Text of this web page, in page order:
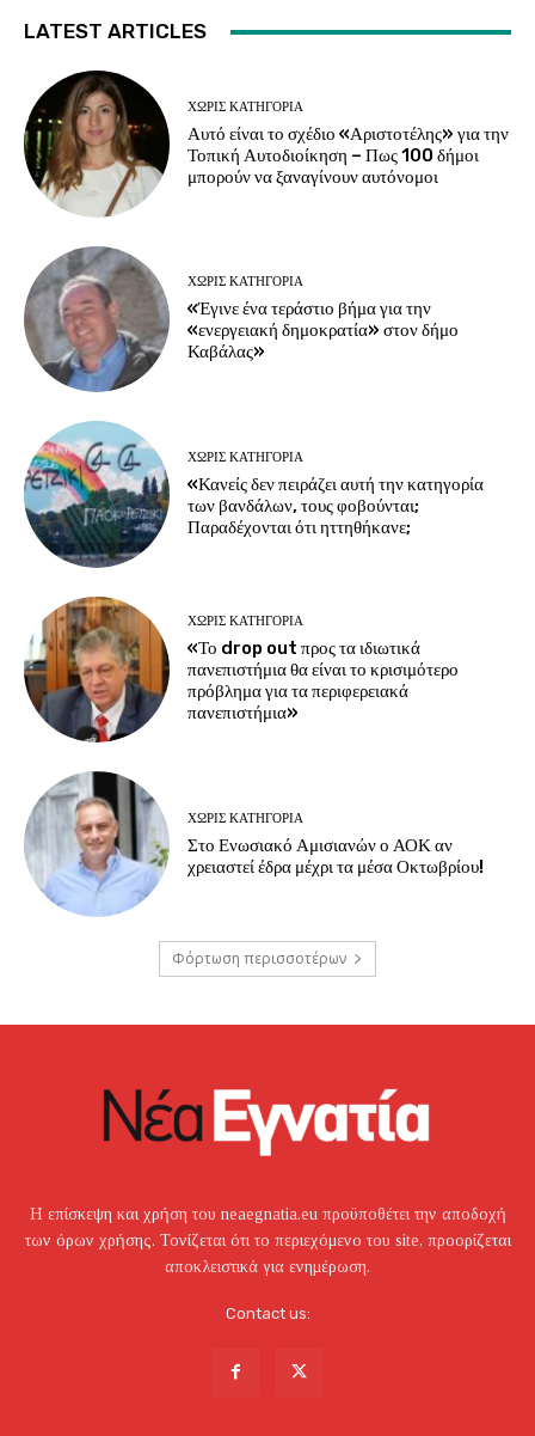
LATEST ARTICLES
ΧΩΡΊΣ ΚΑΤΗΓΟΡΊΑ
Αυτό είναι το σχέδιο «Αριστοτέλης» για την
Τοπική Αυτοδιοίκηση – Πως 100 δήμοι
μπορούν να ξαναγίνουν αυτόνομοι
ΧΩΡΊΣ ΚΑΤΗΓΟΡΊΑ
«Έγινε ένα τεράστιο βήμα για την
«ενεργειακή δημοκρατία» στον δήμο
Καβάλας»
ΧΩΡΊΣ ΚΑΤΗΓΟΡΊΑ
«Κανείς δεν πειράζει αυτή την κατηγορία
των βανδάλων, τους φοβούνται;
Παραδέχονται ότι ηττηθήκανε;
ΧΩΡΊΣ ΚΑΤΗΓΟΡΊΑ
«Το drop out προς τα ιδιωτικά
πανεπιστήμια θα είναι το κρισιμότερο
πρόβλημα για τα περιφερειακά
πανεπιστήμια»
ΧΩΡΊΣ ΚΑΤΗΓΟΡΊΑ
Στο Ενωσιακό Αμισιανών ο ΑΟΚ αν
χρειαστεί έδρα μέχρι τα μέσα Οκτωβρίου!
Φόρτωση περισσοτέρων
Η επίσκεψη και χρήση του neaegnatia.eu προϋποθέτει την αποδοχή
των όρων χρήσης. Τονίζεται ότι το περιεχόμενο του site, προορίζεται
αποκλειστικά για ενημέρωση.
Contact us: